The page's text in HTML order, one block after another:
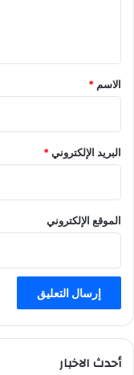
*
الاسم *
البريد الإلكتروني*
الموقع الإلكتروني
أحدث الاخبار